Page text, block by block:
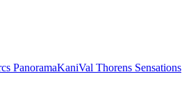
PanoramaKaniVal Thorens Sensations